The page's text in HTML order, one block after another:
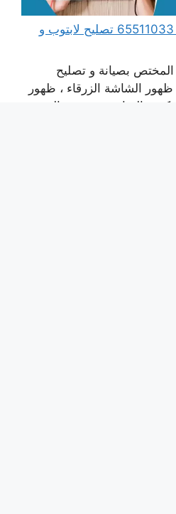
مهندس كمبيوتر الصليبية 65511033 تصليح لابتوب و
المختص بصيانة و تصليح
الشاشة الزرقاء ، ظهور
كرت الشاشة وحدة معالجة